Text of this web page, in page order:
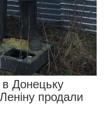
в Донецьку
продали